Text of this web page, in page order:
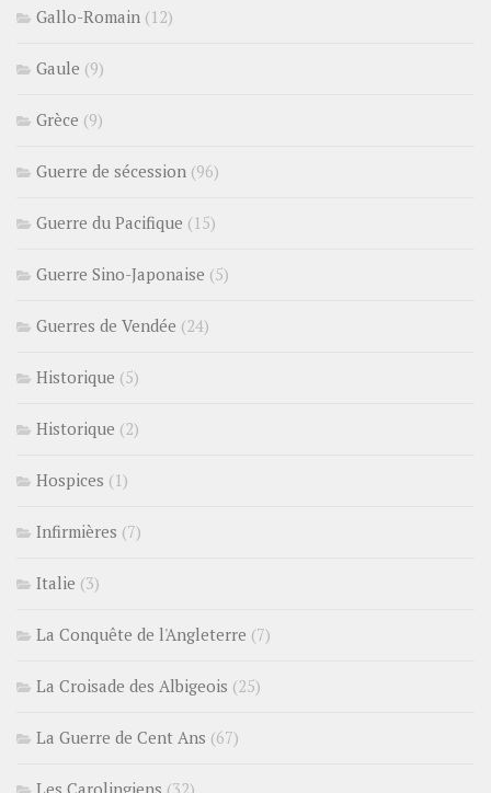
Gallo-Romain (12)
Gaule (9)
Grèce (9)
Guerre de sécession (96)
Guerre du Pacifique (15)
Guerre Sino-Japonaise (5)
Guerres de Vendée (24)
Historique (5)
Historique (2)
Hospices (1)
Infirmières (7)
Italie (3)
La Conquête de l'Angleterre (7)
La Croisade des Albigeois (25)
La Guerre de Cent Ans (67)